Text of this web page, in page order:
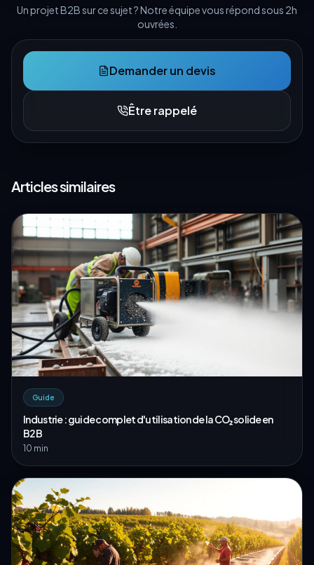
Un projet B2B sur ce sujet ? Notre équipe vous répond sous 2h
ouvrées.
Demander un devis
Être rappelé
Articles similaires
Guide
Industrie : guide complet d'utilisation de la CO₂ solide en
B2B
10 min